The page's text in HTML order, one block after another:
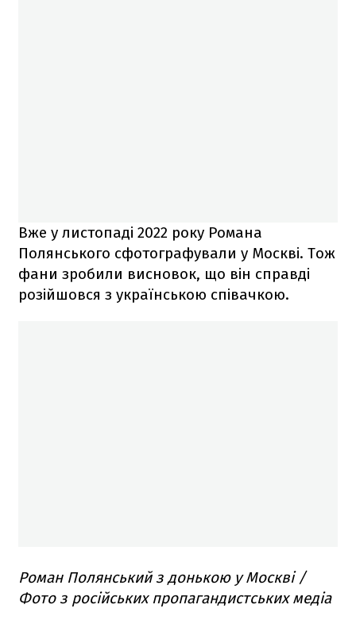
Вже у листопаді 2022 року Романа
Полянського сфотографували у Москві. Тож
фани зробили висновок, що він справді
розійшовся з українською співачкою.
Роман Полянський з донькою у Москві /
Фото з російських пропагандистських медіа